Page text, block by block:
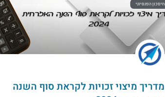
חיסכון הפנסיוני
מדריך מיצוי זכויות לקראת סוף השנה